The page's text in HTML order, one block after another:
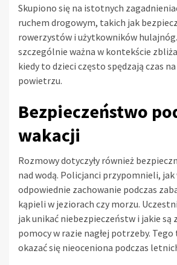
Skupiono się na istotnych
ruchem drogowym, takich jak
rowerzystów i użytkowników hulajnóg.
szczególnie ważna w kontekście
kiedy to dzieci często spędzają czas
powietrzu.
Bezpieczeństwo
wakacji
Rozmowy dotyczyły również
nad wodą. Policjanci przypomnieli, jak
odpowiednie zachowanie podczas
kąpieli w jeziorach czy morzu.
jak unikać niebezpieczeństw i jakie są
pomocy w razie nagłej potrzeby.
okazać się nieoceniona podczas